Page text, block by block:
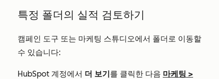
특정 폴더의 실적 검토하기
캠페인 도구 또는 마케팅 스튜디오에서 폴더로 이동할
수 있습니다:
HubSpot 계정에서 더 보기를 클릭한 다음 마케팅 >